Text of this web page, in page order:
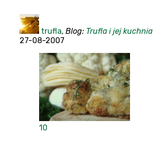
trufla, Blog: Trufla i jej kuchnia
27-08-2007
10